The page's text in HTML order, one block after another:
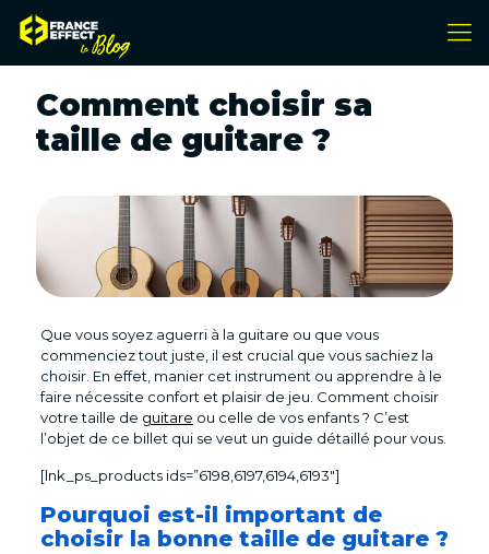
Comment choisir sa
taille de guitare ?
Que vous soyez aguerri à la guitare ou que vous
commenciez tout juste, il est crucial que vous sachiez la
choisir. En effet, manier cet instrument ou apprendre à le
faire nécessite confort et plaisir de jeu. Comment choisir
votre taille de guitare ou celle de vos enfants ? C’est
l’objet de ce billet qui se veut un guide détaillé pour vous.
[lnk_ps_products ids=”6198,6197,6194,6193″]
Pourquoi est-il important de
choisir la bonne taille de guitare ?